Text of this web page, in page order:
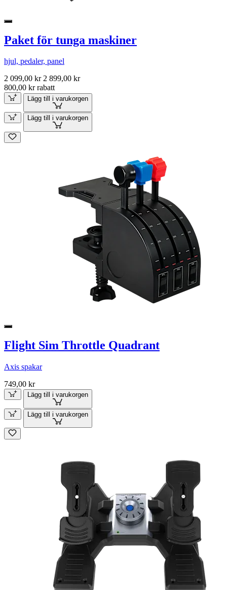
Paket för tunga maskiner
hjul, pedaler, panel
2 099,00 kr 2 899,00 kr
800,00 kr rabatt
Lägg till i varukorgen
Lägg till i varukorgen
Flight Sim Throttle Quadrant
Axis spakar
749,00 kr
Lägg till i varukorgen
Lägg till i varukorgen